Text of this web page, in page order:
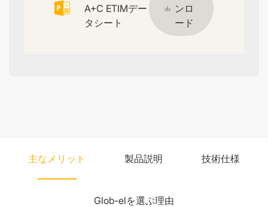
A+C ETIMデー
タシート
ンロ
ード
主なメリット 製品説明 技術仕様
Glob-elを選ぶ理由